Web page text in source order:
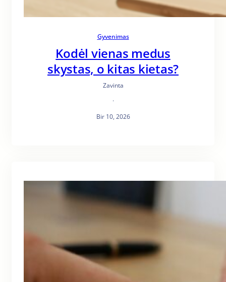
Gyvenimas
Kodėl vienas medus
skystas, o kitas kietas?
Zavinta
·
Bir 10, 2026